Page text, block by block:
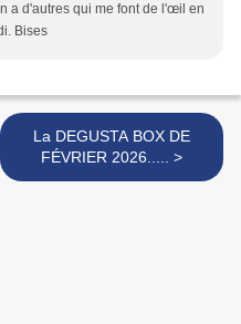
a d'autres qui me font de l'œil en
Bises
La DEGUSTA BOX DE
FÉVRIER 2026..... >